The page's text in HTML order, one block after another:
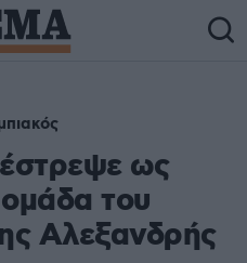
ως
του
Αλεξανδρής